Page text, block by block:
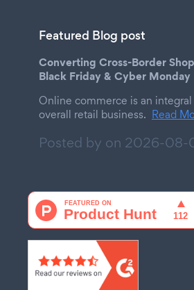
Featured Blog post
Converting Cross-Border
Black Friday & Cyber Monday
Online commerce is an
overall retail business. Read
Posted by on 2026-08-